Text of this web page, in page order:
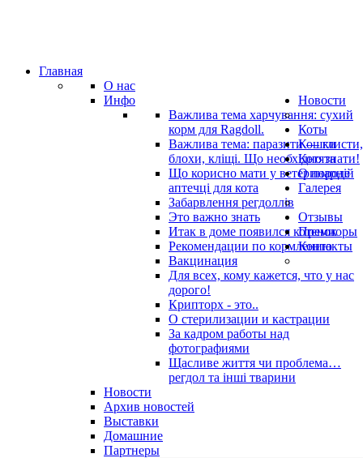
Главная
О нас
Инфо
Важлива тема харчування: сухий
корм для Ragdoll.
Важлива тема: паразити — глисти,
блохи, кліщі. Що необхідно знати!
Що корисно мати у ветеринарнiй
аптечцi для кота
Забарвлення регдоллів
Это важно знать
Итак в доме появился котенок
Рекомендации по кормлению
Вакцинация
Для всех, кому кажется, что у нас
дорого!
Крипторх - это..
О стерилизации и кастрации
За кадром работы над
фотографиями
Щасливе життя чи проблема…
регдол та інші тварини
Новости
Новости
Архив новостей
Коты
Кошки
Котята
О породе
Галерея
Выставки
Домашние
Отзывы
Премиоры
Контакты
Партнеры